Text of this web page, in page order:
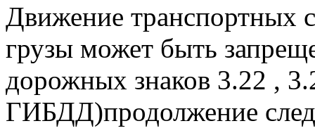
Движение транспортных
грузы может быть
дорожных знаков 3.22 ,
ГИБДД)продолжение